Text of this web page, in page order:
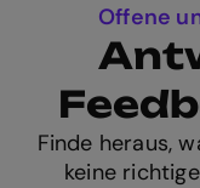
Offene
Finde heraus,
keine